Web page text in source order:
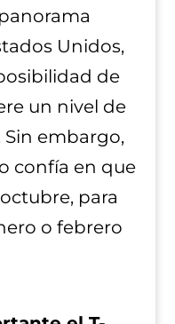
Unidos,
de
un nivel de
embargo,
confía en que
para
o febrero